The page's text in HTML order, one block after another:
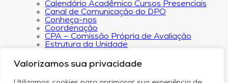
Valorizamos sua privacidade
Calendário Acadêmico Cursos Presenciais
Canal de Comunicação do DPO
Conheça-nos
Coordenação
CPA – Comissão Própria de Avaliação
Estrutura da Unidade
Programa de Iniciação Científica
Núcleo de Apoio Psicopedagógico
Regimento